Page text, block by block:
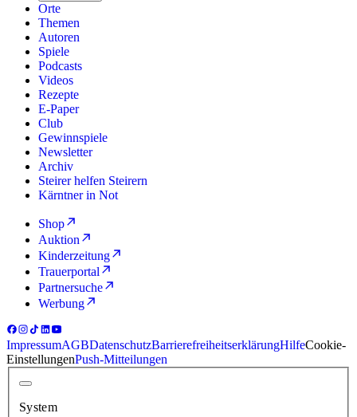
Orte
Themen
Autoren
Spiele
Podcasts
Videos
Rezepte
E-Paper
Club
Gewinnspiele
Newsletter
Archiv
Steirer helfen Steirern
Kärntner in Not
Shop
Auktion
Kinderzeitung
Trauerportal
Partnersuche
Werbung
ImpressumAGBDatenschutzBarrierefreiheitserklärungHilfeCookie-
EinstellungenPush-Mitteilungen
System